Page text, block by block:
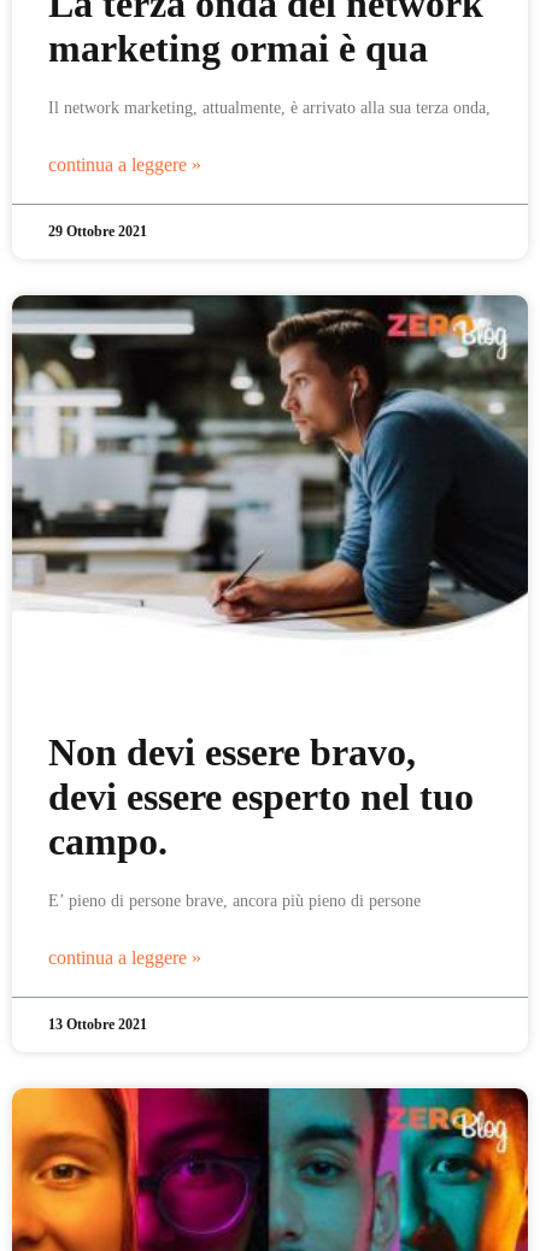
marketing ormai è qua
Il network marketing, attualmente, è arrivato alla sua terza onda,
continua a leggere »
29 Ottobre 2021
Non devi essere bravo,
devi essere esperto nel tuo
campo.
E’ pieno di persone brave, ancora più pieno di persone
continua a leggere »
13 Ottobre 2021